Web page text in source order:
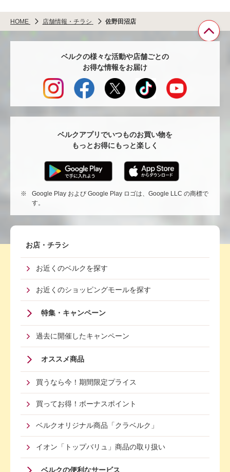
HOME 店舗情報・チラシ 佐野田沼店
ベルクの様々な活動や店舗ごとの
お得な情報をお届け
ベルクアプリでいつものお買い物を
もっとお得にもっと楽しく
※
Google Play および Google Play ロゴは、Google LLC の商標で
す。
Footer
First
Menu
お店・チラシ
お近くのベルクを探す
お近くのショッピングモールを探す
特集・キャンペーン
過去に開催したキャンペーン
オススメ商品
買うなら今！期間限定プライス
買ってお得！ボーナスポイント
ベルクオリジナル商品「クラベルク」
イオン「トップバリュ」商品の取り扱い
ベルクの便利なサービス